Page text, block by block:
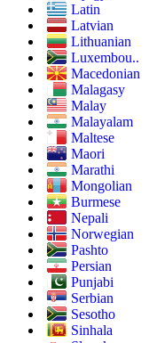
Latin
Latvian
Lithuanian
Luxembou..
Macedonian
Malagasy
Malay
Malayalam
Maltese
Maori
Marathi
Mongolian
Burmese
Nepali
Norwegian
Pashto
Persian
Punjabi
Serbian
Sesotho
Sinhala